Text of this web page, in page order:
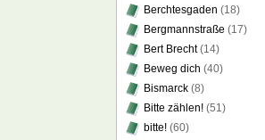
Berchtesgaden (18)
Bergmannstraße (17)
Bert Brecht(14)
Beweg dich (40)
Bismarck (8)
Bitte zählen! (51)
bitte! (60)